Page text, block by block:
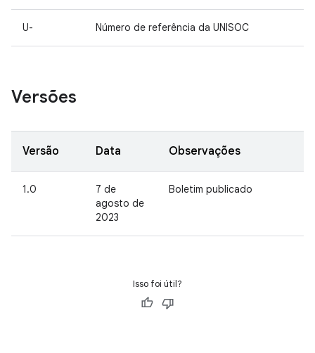
U- Número de referência da UNISOC
Versões
Versão Data Observações
1.0
7 de
agosto de
2023
Boletim publicado
Isso foi útil?